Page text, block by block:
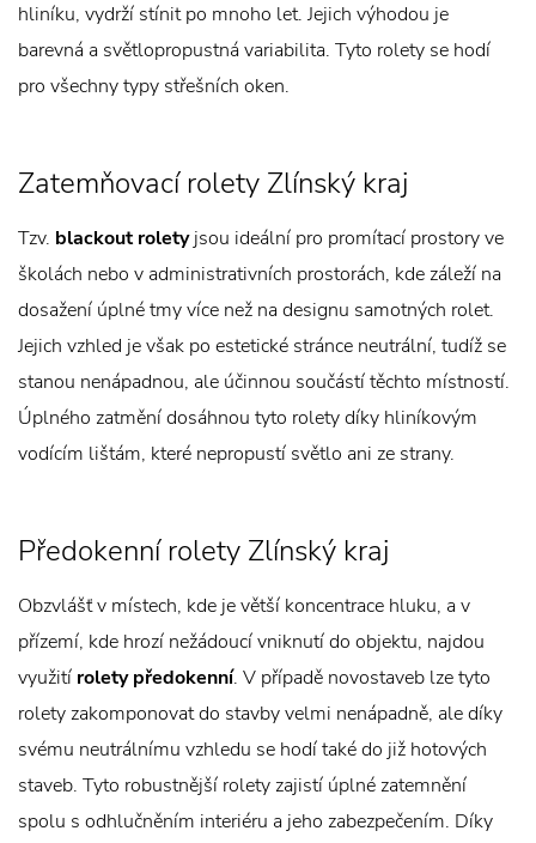
hliníku, vydrží stínit po mnoho let. Jejich výhodou je
barevná a světlopropustná variabilita. Tyto rolety se hodí
pro všechny typy střešních oken.
Zatemňovací rolety Zlínský kraj
Tzv. blackout roletyjsou ideální pro promítací prostory ve
školách nebo v administrativních prostorách, kde záleží na
dosažení úplné tmy více než na designu samotných rolet.
Jejich vzhled je však po estetické stránce neutrální, tudíž se
stanou nenápadnou, ale účinnou součástí těchto místností.
Úplného zatmění dosáhnou tyto rolety díky hliníkovým
vodícím lištám, které nepropustí světlo ani ze strany.
Předokenní rolety Zlínský kraj
Obzvlášť v místech, kde je větší koncentrace hluku, a v
přízemí, kde hrozí nežádoucí vniknutí do objektu, najdou
využití rolety předokenní. V případě novostaveb lze tyto
rolety zakomponovat do stavby velmi nenápadně, ale díky
svému neutrálnímu vzhledu se hodí také do již hotových
staveb. Tyto robustnější rolety zajistí úplné zatemnění
spolu s odhlučněním interiéru a jeho zabezpečením. Díky